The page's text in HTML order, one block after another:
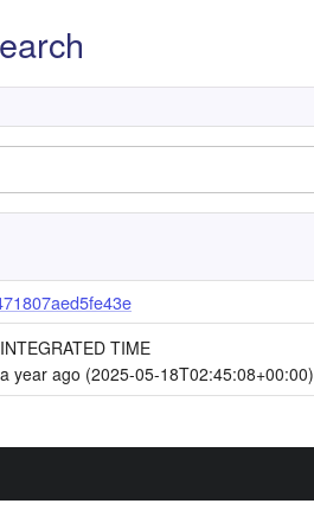
INTEGRATED TIME
a year ago (2025-05-18T02:45:08+00:00)